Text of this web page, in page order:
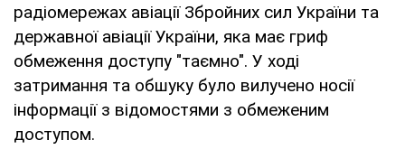
радіомережах авіації Збройних сил України та
державної авіації України, яка має гриф
обмеження доступу "таємно". У ході
затримання та обшуку було вилучено носії
інформації з відомостями з обмеженим
доступом.